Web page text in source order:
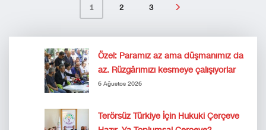
1 2 3
Özel: Paramız az ama düşmanımız da
az. Rüzgârımızı kesmeye çalışıyorlar
6 Ağustos 2026
Terörsüz Türkiye İçin Hukuki Çerçeve